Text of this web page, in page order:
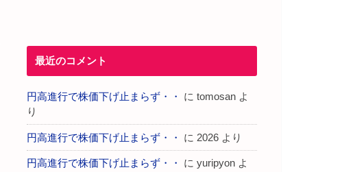
最近のコメント
円高進行で株価下げ止まらず・・ に tomosan よ
り
円高進行で株価下げ止まらず・・ に 2026 より
円高進行で株価下げ止まらず・・ に yuripyon よ